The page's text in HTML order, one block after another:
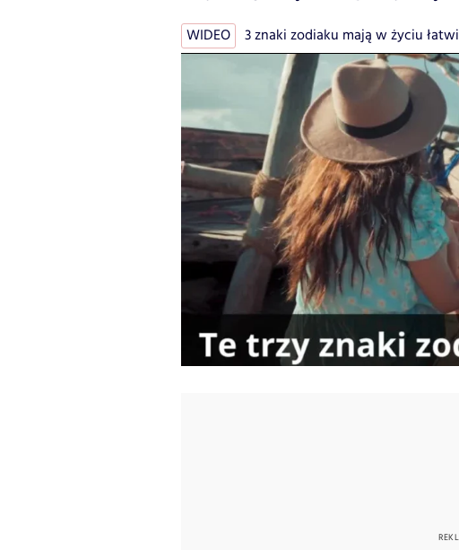
WIDEO 3 znaki zodiaku mają w życiu